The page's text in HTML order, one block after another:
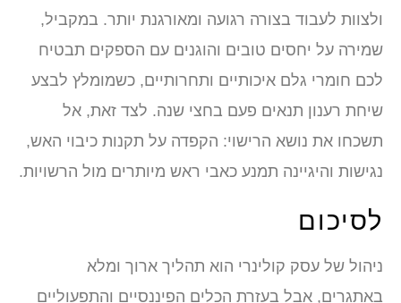
ולצוות לעבוד בצורה רגועה ומאורגנת יותר. במקביל,
שמירה על יחסים טובים והוגנים עם הספקים תבטיח
לכם חומרי גלם איכותיים ותחרותיים, כשמומלץ לבצע
שיחת רענון תנאים פעם בחצי שנה. לצד זאת, אל
תשכחו את נושא הרישוי: הקפדה על תקנות כיבוי האש,
נגישות והיגיינה תמנע כאבי ראש מיותרים מול הרשויות.
לסיכום
ניהול של עסק קולינרי הוא תהליך ארוך ומלא
באתגרים, אבל בעזרת הכלים הפיננסיים והתפעוליים